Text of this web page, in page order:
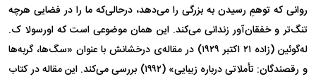
روانی که توهمِ رسیدن به بزرگی را می‌دهد، درحالی‌که ما را در فضایی هرچه
تنگ‌تر و خفقان‌آور زندانی می‌کند. این همان موضوعی است که اورسولا ک.
له‌گوئین (زاده ۲۱ اکتبر ۱۹۲۹) در مقاله‌ی درخشانش با عنوان «سگ‌ها، گربه‌ها
و رقصندگان: تأملاتی درباره زیبایی» (۱۹۹۲) بررسی می‌کند. این مقاله در کتاب